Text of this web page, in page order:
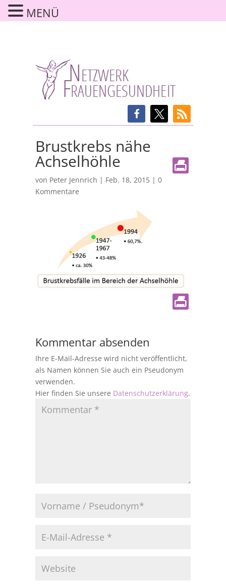
Brustkrebs nähe
Achselhöhle
von Peter Jennrich | Feb. 18, 2015| 0
Kommentare
Kommentar absenden
Ihre E-Mail-Adresse wird nicht veröffentlicht,
als Namen können Sie auch ein Pseudonym
verwenden.
Hier finden Sie unsere Datenschutzerklärung.
MENÜ